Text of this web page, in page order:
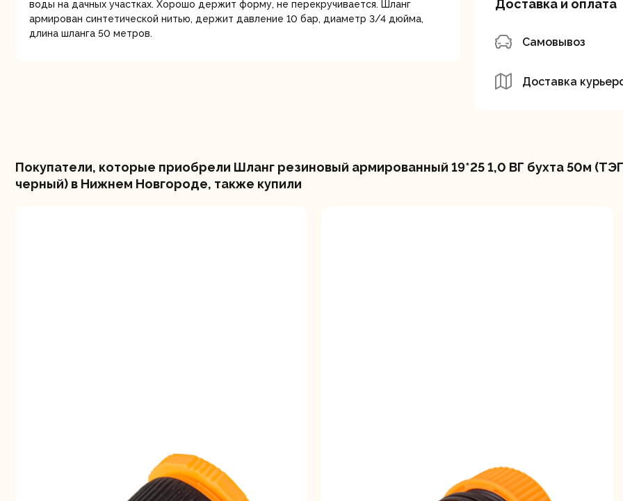
Торцовочные
Точильные станки
Угловые
воды на дачных участках. Хорошо держит форму, не перекручивается. Шланг
армирован синтетической нитью, держит давление 10 бар, диаметр 3/4 дюйма,
длина шланга 50 метров.
Доставка и оплата
Самовывоз
Доставка
Покупатели, которые приобрели Шланг резиновый армированный 19*25 1,0 ВГ бухта 50м
черный) в Нижнем Новгороде, также купили